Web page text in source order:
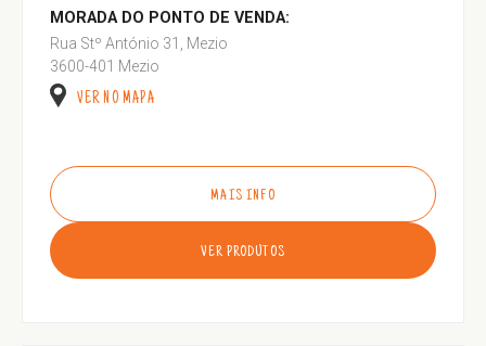
MORADA DO PONTO DE VENDA:
Rua Stº António 31, Mezio
3600-401 Mezio
VER NO MAPA
MAIS INFO
VER PRODUTOS